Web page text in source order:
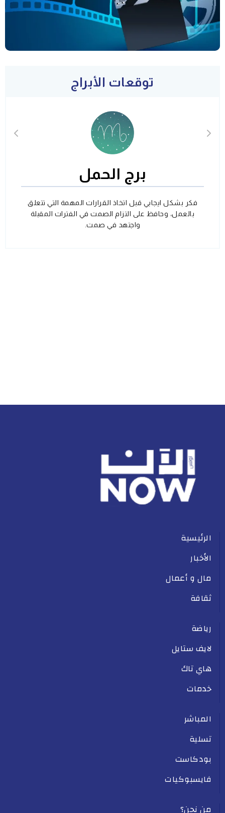
توقعات الأبراج
برج الحمل
فكر بشكل ايجابي قبل اتخاذ القرارات المهمة التي تتعلق
بالعمل، وحافظ على التزام الصمت في الفترات المقبلة
واجتهد في صمت.
الرئيسية
الأخبار
مال و أعمال
ثقافة
رياضة
لايف ستايل
هاي تاك
خدمات
المباشر
تسلية
بودكاست
فايسبوكيات
من نحن؟